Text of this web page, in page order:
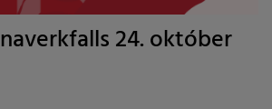
24. október